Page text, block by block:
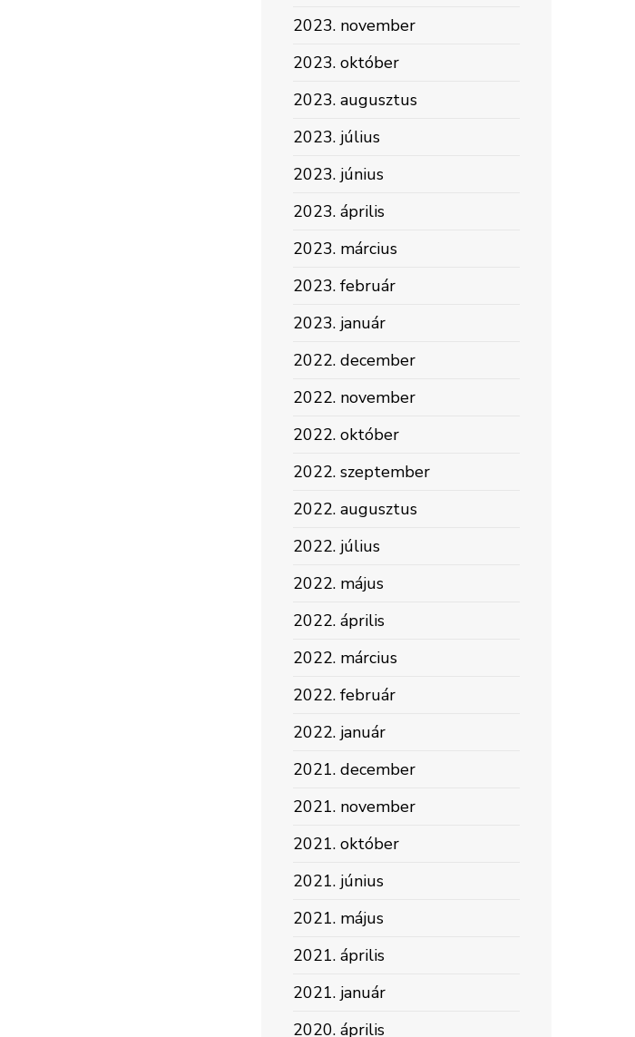
2023. november
2023. október
2023. augusztus
2023. július
2023. június
2023. április
2023. március
2023. február
2023. január
2022. december
2022. november
2022. október
2022. szeptember
2022. augusztus
2022. július
2022. május
2022. április
2022. március
2022. február
2022. január
2021. december
2021. november
2021. október
2021. június
2021. május
2021. április
2021. január
2020. április